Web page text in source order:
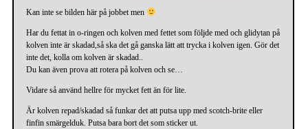
Kan inte se bilden här på jobbet men
Har du fettat in o-ringen och kolven med fettet som följde med och glidytan på
kolven inte är skadad,så ska det gå ganska lätt att trycka i kolven igen. Gör det
inte det, kolla om kolven är skadad..
Du kan även prova att rotera på kolven och se…
Vidare så använd hellre för mycket fett än för lite.
Är kolven repad/skadad så funkar det att putsa upp med scotch-brite eller
finfin smärgelduk. Putsa bara bort det som sticker ut.